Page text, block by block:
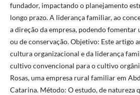
fundador, impactando o planejamento
longo prazo. A liderança familiar, ao
a direção da empresa, podendo fomentar
ou de conservação. Objetivo: Este artigo
cultura organizacional e da liderança
cultivo convencional para o cultivo
Rosas, uma empresa rural familiar em
Catarina. Método: O estudo, de